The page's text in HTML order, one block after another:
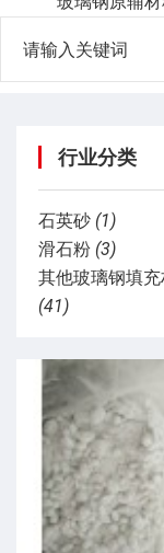
行业分类
石英砂 (1)
滑石粉 (3)
其他玻璃钢填
(41)